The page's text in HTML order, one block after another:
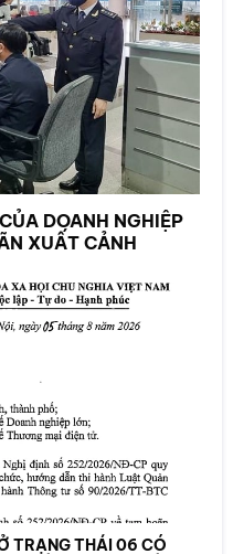
DOANH NGHIỆP
XUẤT CẢNH
TRẠNG THÁI 06 CÓ